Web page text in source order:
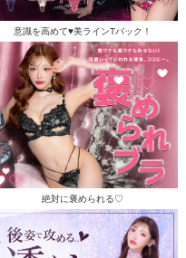
意識を高めて♥美ラインTバック！
絶対に褒められる♡